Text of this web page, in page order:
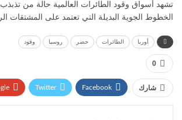
تشهد أسواق وقود الطائرات العالمية حالة من
الخطوط الجوية البديلة التي تعتمد على المشتقات
أوربا الطائرات حضر روسيا وقود
0
شارك Facebook
Twitter